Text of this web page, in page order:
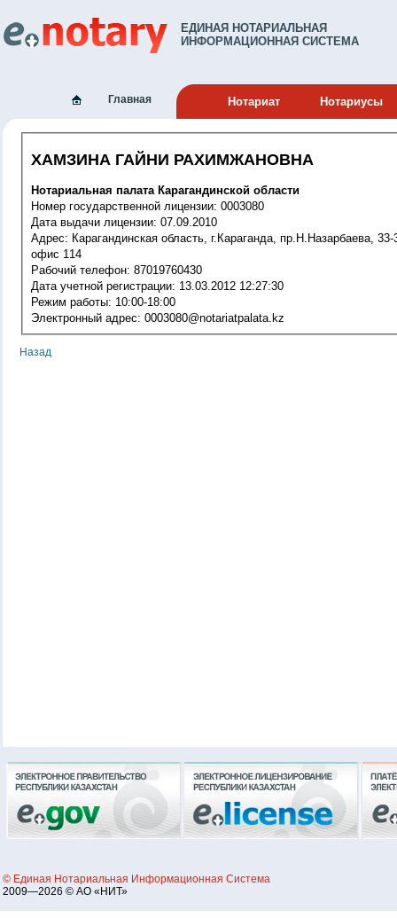
ЕДИНАЯ НОТАРИАЛЬНАЯ
ИНФОРМАЦИОННАЯ СИСТЕМА
Главная Нотариат Нотариусы
ХАМЗИНА ГАЙНИ РАХИМЖАНОВНА
Нотариальная палата Карагандинской области
Номер государственной лицензии: 0003080
Дата выдачи лицензии: 07.09.2010
Адрес: Карагандинская область, г.Караганда, пр.Н.Назарбаева, 33-3,
офис 114
Рабочий телефон: 87019760430
Дата учетной регистрации: 13.03.2012 12:27:30
Режим работы: 10:00-18:00
Электронный адрес: 0003080@notariatpalata.kz
Назад
© Единая Нотариальная Информационная Система
2009—2026 © АО «НИТ»